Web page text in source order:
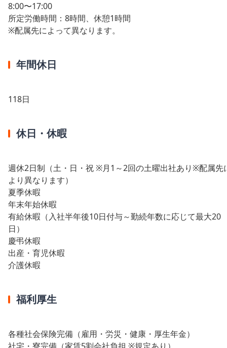
8:00〜17:00
所定労働時間：8時間、休憩1時間
※配属先によって異なります。
年間休日
118日
休日・休暇
週休2日制（土・日・祝 ※月1～2回の土曜出社あり※配属先
より異なります）
夏季休暇
年末年始休暇
有給休暇（入社半年後10日付与～勤続年数に応じて最大20
日）
慶弔休暇
出産・育児休暇
介護休暇
福利厚生
各種社会保険完備（雇用・労災・健康・厚生年金）